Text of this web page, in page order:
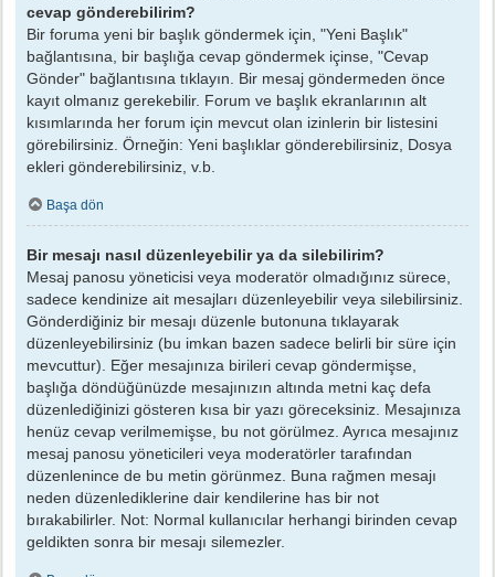
cevap gönderebilirim?
Bir foruma yeni bir başlık göndermek için, "Yeni Başlık"
bağlantısına, bir başlığa cevap göndermek içinse, "Cevap
Gönder" bağlantısına tıklayın. Bir mesaj göndermeden önce
kayıt olmanız gerekebilir. Forum ve başlık ekranlarının alt
kısımlarında her forum için mevcut olan izinlerin bir listesini
görebilirsiniz. Örneğin: Yeni başlıklar gönderebilirsiniz, Dosya
ekleri gönderebilirsiniz, v.b.
Başa dön
Bir mesajı nasıl düzenleyebilir ya da silebilirim?
Mesaj panosu yöneticisi veya moderatör olmadığınız sürece,
sadece kendinize ait mesajları düzenleyebilir veya silebilirsiniz.
Gönderdiğiniz bir mesajı düzenle butonuna tıklayarak
düzenleyebilirsiniz (bu imkan bazen sadece belirli bir süre için
mevcuttur). Eğer mesajınıza birileri cevap göndermişse,
başlığa döndüğünüzde mesajınızın altında metni kaç defa
düzenlediğinizi gösteren kısa bir yazı göreceksiniz. Mesajınıza
henüz cevap verilmemişse, bu not görülmez. Ayrıca mesajınız
mesaj panosu yöneticileri veya moderatörler tarafından
düzenlenince de bu metin görünmez. Buna rağmen mesajı
neden düzenlediklerine dair kendilerine has bir not
bırakabilirler. Not: Normal kullanıcılar herhangi birinden cevap
geldikten sonra bir mesajı silemezler.